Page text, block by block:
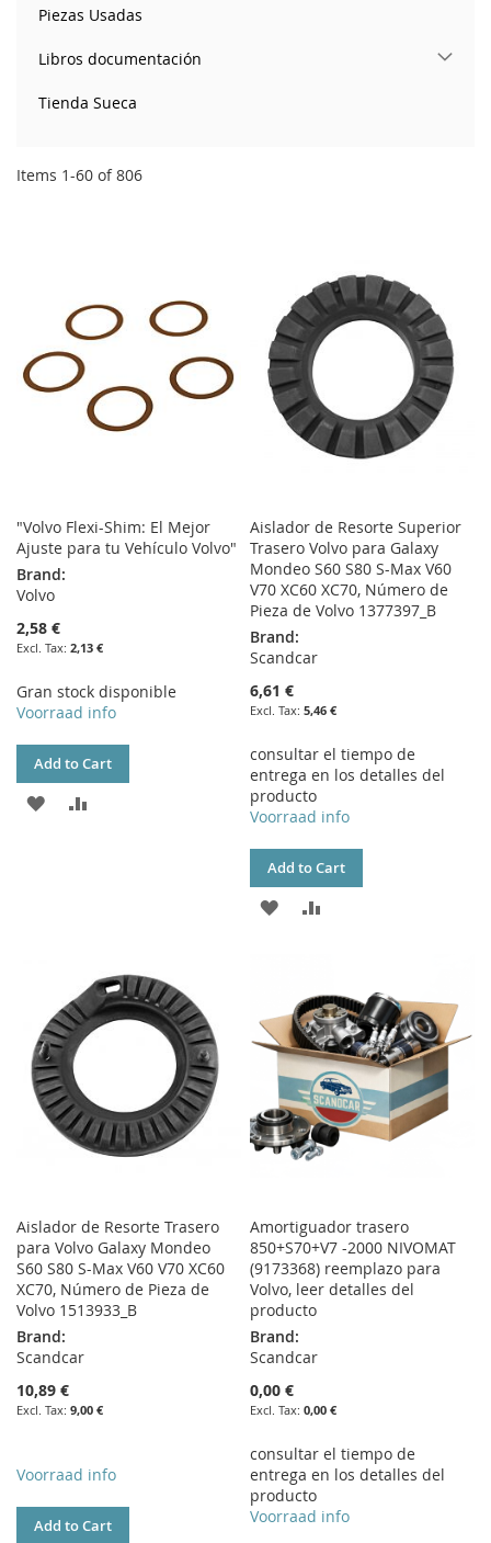
Items 1-60 of806
"Volvo Flexi-Shim: El Mejor
Ajuste para tu Vehículo Volvo"
Brand:
Volvo
2,58 €
2,13 €
Gran stock disponible
Voorraad info
Add to Cart
ADD
Aislador de Resorte Superior
Trasero Volvo para Galaxy
Mondeo S60 S80 S-Max V60
V70 XC60 XC70, Número de
Pieza de Volvo 1377397_B
Brand:
Scandcar
6,61 €
5,46 €
consultar el tiempo de
entrega en los detalles del
producto
Voorraad info
Add to Cart
ADD
LIST
Aislador de Resorte Trasero
para Volvo Galaxy Mondeo
S60 S80 S-Max V60 V70 XC60
XC70, Número de Pieza de
Volvo 1513933_B
Brand:
Scandcar
10,89 €
9,00 €
Voorraad info
Add to Cart
Amortiguador trasero
850+S70+V7 -2000 NIVOMAT
(9173368) reemplazo para
Volvo, leer detalles del
producto
Brand:
Scandcar
0,00 €
0,00 €
consultar el tiempo de
entrega en los detalles del
producto
Voorraad info
Piezas Usadas
Libros documentación
Tienda Sueca